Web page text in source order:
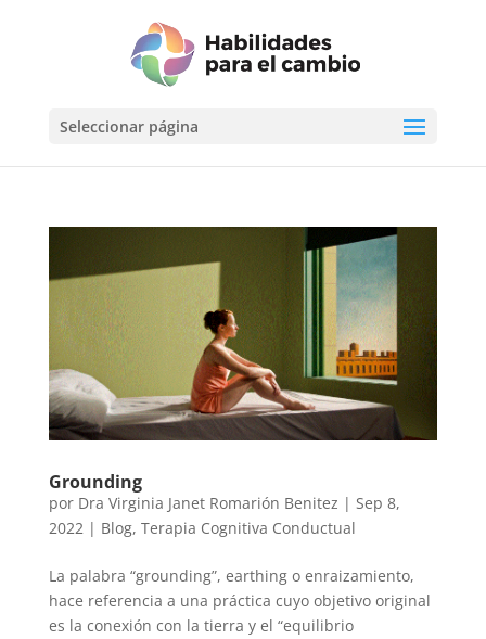
Seleccionar página
Grounding
por Dra Virginia Janet Romarión Benitez | Sep 8,
2022| Blog, Terapia Cognitiva Conductual
La palabra “grounding”, earthing o enraizamiento,
hace referencia a una práctica cuyo objetivo original
es la conexión con la tierra y el “equilibrio